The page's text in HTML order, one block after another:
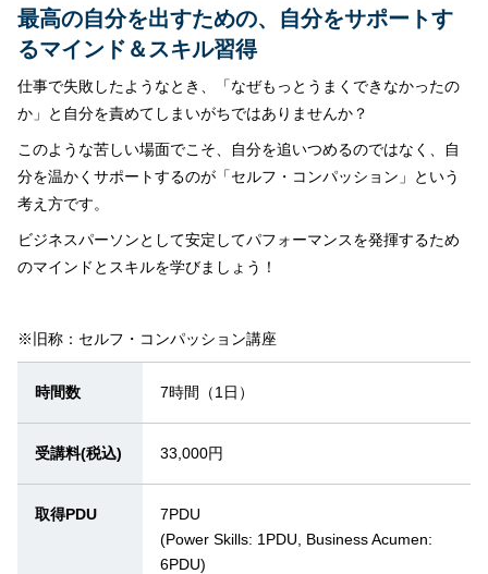
最高の自分を出すための、自分をサポートす
るマインド＆スキル習得
仕事で失敗したようなとき、「なぜもっとうまくできなかったの
か」と自分を責めてしまいがちではありませんか？
このような苦しい場面でこそ、自分を追いつめるのではなく、自
分を温かくサポートするのが「セルフ・コンパッション」という
考え方です。
ビジネスパーソンとして安定してパフォーマンスを発揮するため
のマインドとスキルを学びましょう！
※旧称：セルフ・コンパッション講座
時間数 7時間（1日）
受講料(税込) 33,000円
取得PDU
7PDU
(Power Skills: 1PDU, Business Acumen:
6PDU)